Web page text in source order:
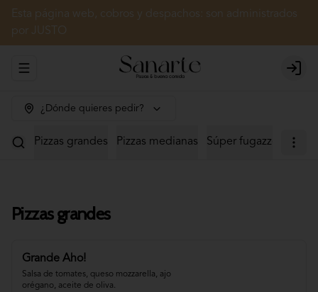
Esta página web, cobros y despachos: son administrados
por JUSTO
Abrir menu de navegación Login
¿Dónde quieres pedir?
Pizzas grandes Pizzas medianas Súper fugazzetas
Pizzas grandes
Grande Aho!
Salsa de tomates, queso mozzarella, ajo
orégano, aceite de oliva.